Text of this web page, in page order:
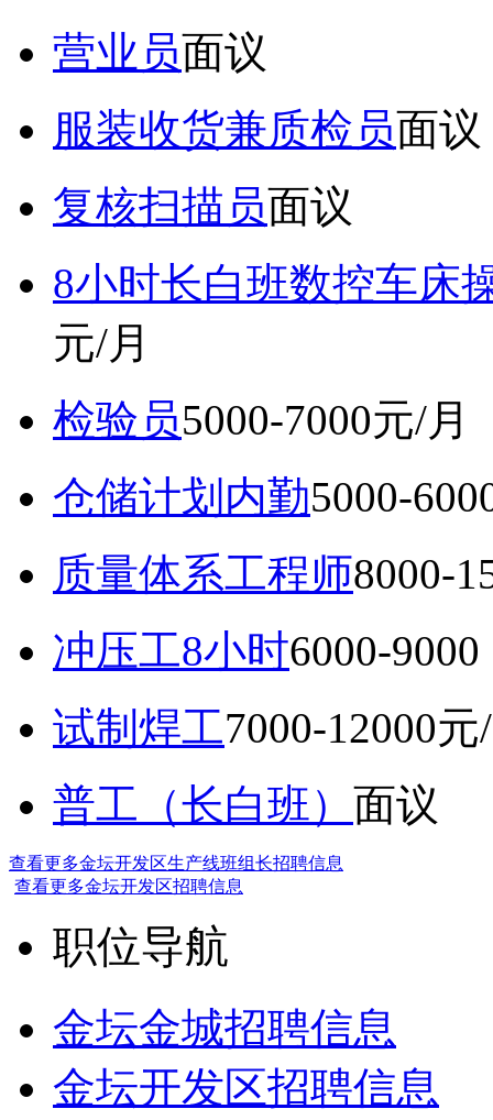
营业员面议
服装收货兼质检员面议
复核扫描员面议
8小时长白班数控车床
元/月
检验员5000-7000元/月
仓储计划内勤5000-
质量体系工程师8000-
冲压工8小时6000-
试制焊工7000-12000元
普工（长白班） 面议
查看更多金坛开发区生产线班组长招聘信息
查看更多金坛开发区招聘信息
职位导航
金坛金城招聘信息
金坛开发区招聘信息